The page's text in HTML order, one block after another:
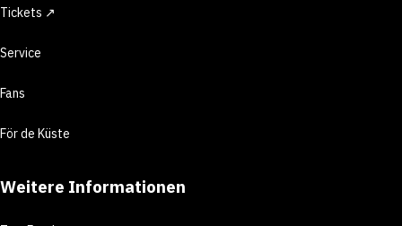
Tickets ↗
Service
Fans
För de Küste
Weitere Informationen